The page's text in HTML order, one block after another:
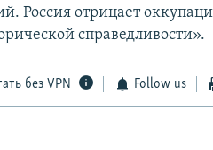
Россия отрицает
справедливости».
без VPN Follow us